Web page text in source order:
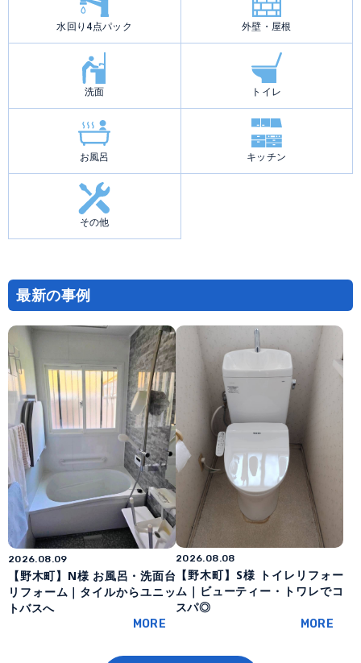
水回り4点パック 外壁・屋根
洗面 トイレ
お風呂 キッチン
その他
最新の事例
2026.08.09
【野木町】N様 お風呂・洗面台
リフォーム｜タイルからユニッ
トバスへ
MORE
2026.08.08
【野木町】S様 トイレリフォー
ム｜ビューティー・トワレでコ
スパ◎
MORE